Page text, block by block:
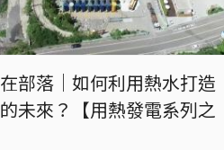
部落｜如何利用熱水打造
未來？【用熱發電系列之